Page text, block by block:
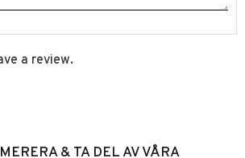
a review.
& TA DEL AV VÅRA